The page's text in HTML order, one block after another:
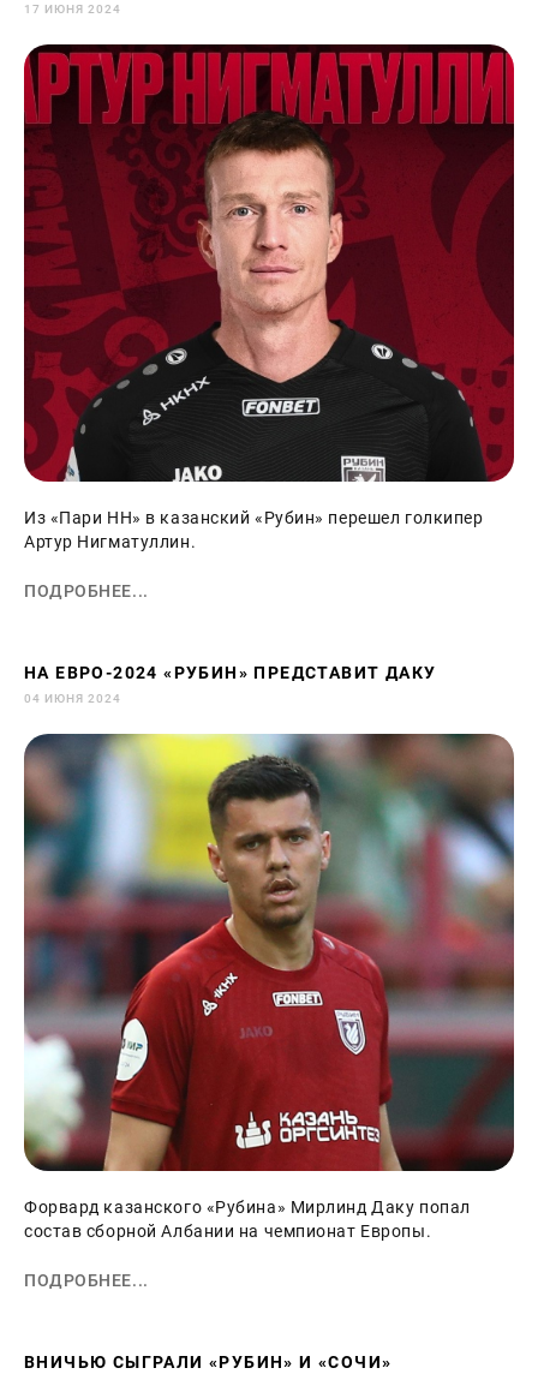
17 ИЮНЯ 2024
Из «Пари НН» в казанский «Рубин» перешел голкипер
Артур Нигматуллин.
ПОДРОБНЕЕ...
НА ЕВРО-2024 «РУБИН» ПРЕДСТАВИТ ДАКУ
04 ИЮНЯ 2024
Форвард казанского «Рубина» Мирлинд Даку попал
состав сборной Албании на чемпионат Европы.
ПОДРОБНЕЕ...
ВНИЧЬЮ СЫГРАЛИ «РУБИН» И «СОЧИ»